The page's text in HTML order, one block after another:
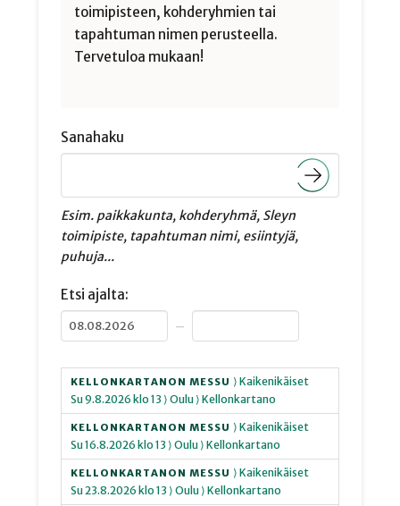
toimipisteen, kohderyhmien tai
tapahtuman nimen perusteella.
Tervetuloa mukaan!
Sanahaku
Esim. paikkakunta, kohderyhmä, Sleyn
toimipiste, tapahtuman nimi, esiintyjä,
puhuja...
Etsi ajalta:
–
KELLONKARTANON MESSU ⟩ Kaikenikäiset
Su9.8.2026 klo 13 ⟩ Oulu⟩ Kellonkartano
KELLONKARTANON MESSU ⟩ Kaikenikäiset
Su16.8.2026 klo 13 ⟩ Oulu⟩ Kellonkartano
KELLONKARTANON MESSU ⟩ Kaikenikäiset
Su23.8.2026 klo 13 ⟩ Oulu⟩ Kellonkartano